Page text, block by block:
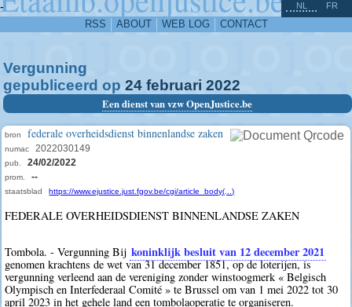
-
RSS ABOUT WEB LOG CONTACT
NL FR
Vergunning
gepubliceerd op 24 februari 2022
Een dienst van vzw OpenJustice.be
bron federale overheidsdienst binnenlandse zaken
numac 2022030149
pub. 24/02/2022
prom. --
staatsblad https://www.ejustice.just.fgov.be/cgi/article_body(...)
FEDERALE OVERHEIDSDIENST BINNENLANDSE ZAKEN
Tombola. - Vergunning Bij koninklijk besluit van 12 december 2021
genomen krachtens de wet van 31 december 1851, op de loterijen, is
vergunning verleend aan de vereniging zonder winstoogmerk « Belgisch
Olympisch en Interfederaal Comité » te Brussel om van 1 mei 2022 tot 30
april 2023 in het gehele land een tombolaoperatie te organiseren.
^